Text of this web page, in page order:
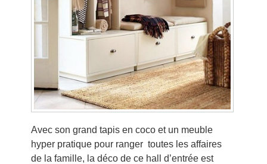
Avec son grand tapis en coco et un meuble
hyper pratique pour ranger toutes les affaires
de la famille, la déco de ce hall d’entrée est